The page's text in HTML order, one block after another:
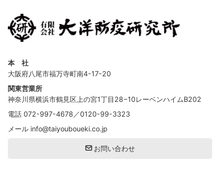
本 社
大阪府八尾市福万寺町南4-17-20
関東営業所
神奈川県横浜市鶴見区上の宮1丁目28−10レーベンハイムB202
電話 072-997-4678 ／0120-99-3323
メール info@taiyouboueki.co.jp
お問い合わせ